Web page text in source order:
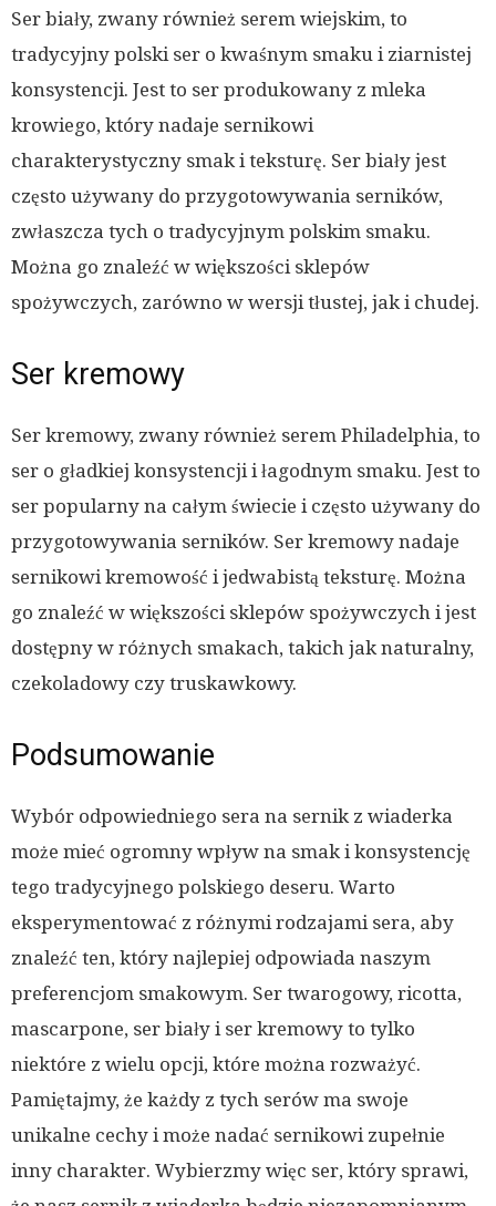
Ser biały, zwany również serem wiejskim, to
tradycyjny polski ser o kwaśnym smaku i ziarnistej
konsystencji. Jest to ser produkowany z mleka
krowiego, który nadaje sernikowi
charakterystyczny smak i teksturę. Ser biały jest
często używany do przygotowywania serników,
zwłaszcza tych o tradycyjnym polskim smaku.
Można go znaleźć w większości sklepów
spożywczych, zarówno w wersji tłustej, jak i chudej.
Ser kremowy
Ser kremowy, zwany również serem Philadelphia, to
ser o gładkiej konsystencji i łagodnym smaku. Jest to
ser popularny na całym świecie i często używany do
przygotowywania serników. Ser kremowy nadaje
sernikowi kremowość i jedwabistą teksturę. Można
go znaleźć w większości sklepów spożywczych i jest
dostępny w różnych smakach, takich jak naturalny,
czekoladowy czy truskawkowy.
Podsumowanie
Wybór odpowiedniego sera na sernik z wiaderka
może mieć ogromny wpływ na smak i konsystencję
tego tradycyjnego polskiego deseru. Warto
eksperymentować z różnymi rodzajami sera, aby
znaleźć ten, który najlepiej odpowiada naszym
preferencjom smakowym. Ser twarogowy, ricotta,
mascarpone, ser biały i ser kremowy to tylko
niektóre z wielu opcji, które można rozważyć.
Pamiętajmy, że każdy z tych serów ma swoje
unikalne cechy i może nadać sernikowi zupełnie
inny charakter. Wybierzmy więc ser, który sprawi,